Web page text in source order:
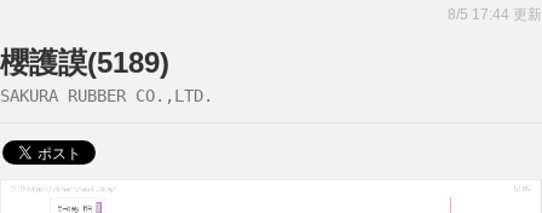
e
8/5 17:44 更新
櫻護謨(5189)
SAKURA RUBBER CO.,LTD.